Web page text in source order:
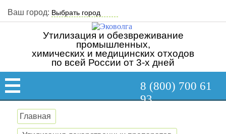
Ваш город:
Утилизация и обезвреживание
промышленных,
химических и медицинских отходов
по всей России от 3-х дней
8 (800) 700 61
93
Главная